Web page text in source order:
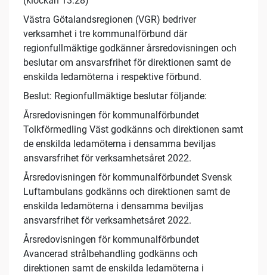
Västra Götalandsregionen (VGR) bedriver
verksamhet i tre kommunalförbund där
regionfullmäktige godkänner årsredovisningen och
beslutar om ansvarsfrihet för direktionen samt de
enskilda ledamöterna i respektive förbund.
Beslut: Regionfullmäktige beslutar följande:
Årsredovisningen för kommunalförbundet
Tolkförmedling Väst godkänns och direktionen samt
de enskilda ledamöterna i densamma beviljas
ansvarsfrihet för verksamhetsåret 2022.
Årsredovisningen för kommunalförbundet Svensk
Luftambulans godkänns och direktionen samt de
enskilda ledamöterna i densamma beviljas
ansvarsfrihet för verksamhetsåret 2022.
Årsredovisningen för kommunalförbundet
Avancerad strålbehandling godkänns och
direktionen samt de enskilda ledamöterna i